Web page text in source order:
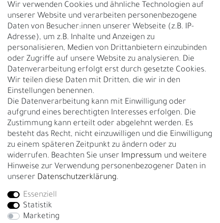
Vertrag widerrufen
UNTERNEHMEN
Nachhaltigkeit
Kontakt
Über uns
Rückgabe
Gürtelgröße messen
Garantie
GESCHÄFTSKUNDEN & HÄNDLER
B2B Geschäftskunden
Bei Fragen wenden Sie sich direkt an unser Service-Team.
+4917663727338
Wir verwenden Cookies und ähnliche Technologien auf
unserer Website und verarbeiten personenbezogene
Daten von Besucher:innen unserer Webseite (z.B. IP-
Adresse), um z.B. Inhalte und Anzeigen zu
personalisieren, Medien von Drittanbietern einzubinden
oder Zugriffe auf unsere Website zu analysieren. Die
Datenverarbeitung erfolgt erst durch gesetzte Cookies.
Wir teilen diese Daten mit Dritten, die wir in den
Einstellungen benennen.
Die Datenverarbeitung kann mit Einwilligung oder
aufgrund eines berechtigten Interesses erfolgen. Die
Zustimmung kann erteilt oder abgelehnt werden. Es
besteht das Recht, nicht einzuwilligen und die Einwilligung
zu einem späteren Zeitpunkt zu ändern oder zu
widerrufen. Beachten Sie unser Impressum und weitere
Hinweise zur Verwendung personenbezogener Daten in
unserer Daten­schutz­erklärung.
Essenziell
Statistik
Marketing